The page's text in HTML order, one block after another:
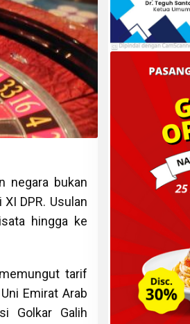
negara bukan
DPR. Usulan
hingga ke
tarif
Emirat Arab
Golkar Galih